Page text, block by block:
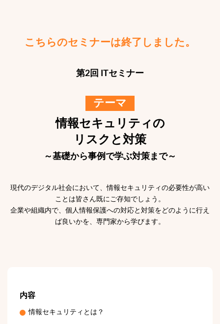
こちらのセミナーは終了しました。
第2回 ITセミナー
テーマ
情報セキュリティの
リスクと対策
～基礎から事例で学ぶ対策まで～
現代のデジタル社会において、情報セキュリティの必要性が高い
ことは皆さん既にご存知でしょう。
企業や組織内で、個人情報保護への対応と対策をどのように行え
ば良いかを、専門家から学びます。
内容
情報セキュリティとは？